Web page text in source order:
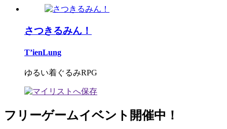
さつきるみん！
T’ienLung
ゆるい着ぐるみRPG
フリーゲームイベント開催中！